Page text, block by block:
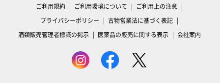
ご利用規約 ご利用環境について
ご利用上の注意
プライバシーポリシー
古物営業法に基づく表記
酒類販売管理者標識の掲示
医薬品の販売に関する表示 会社案内